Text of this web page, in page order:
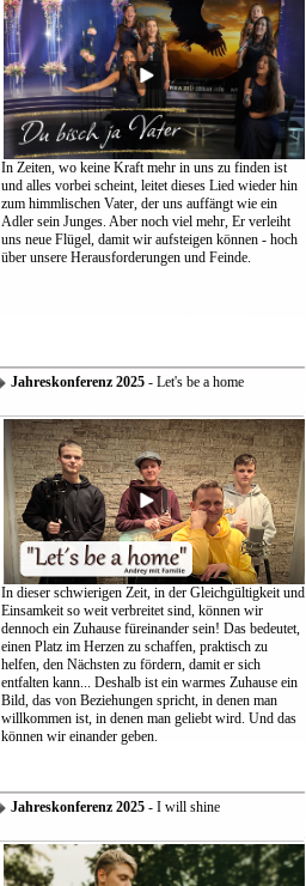
In Zeiten, wo keine Kraft mehr in uns zu finden ist
und alles vorbei scheint, leitet dieses Lied wieder hin
zum himmlischen Vater, der uns auffängt wie ein
Adler sein Junges. Aber noch viel mehr, Er verleiht
uns neue Flügel, damit wir aufsteigen können - hoch
über unsere Herausforderungen und Feinde.
Jahreskonferenz 2025- Let's be a home
In dieser schwierigen Zeit, in der Gleichgültigkeit und
Einsamkeit so weit verbreitet sind, können wir
dennoch ein Zuhause füreinander sein! Das bedeutet,
einen Platz im Herzen zu schaffen, praktisch zu
helfen, den Nächsten zu fördern, damit er sich
entfalten kann... Deshalb ist ein warmes Zuhause ein
Bild, das von Beziehungen spricht, in denen man
willkommen ist, in denen man geliebt wird. Und das
können wir einander geben.
Jahreskonferenz 2025- I will shine